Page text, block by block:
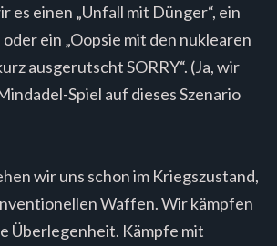
es einen „Unfall mit Dünger“, ein
ein „Oopsie mit den nuklearen
ausgerutscht SORRY“. (Ja, wir
Spiel auf dieses Szenario
wir uns schon im Kriegszustand,
Waffen. Wir kämpfen
Überlegenheit. Kämpfe mit